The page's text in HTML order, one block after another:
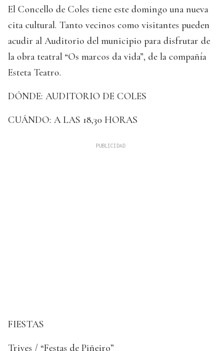
El Concello de Coles tiene este domingo una nueva
cita cultural. Tanto vecinos como visitantes pueden
acudir al Auditorio del municipio para disfrutar de
la obra teatral “Os marcos da vida”, de la compañía
Esteta Teatro.
DÓNDE: AUDITORIO DE COLES
CUÁNDO: A LAS 18,30 HORAS
FIESTAS
Trives / “Festas de Piñeiro”